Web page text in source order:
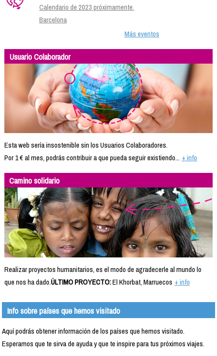
Calendario de 2023 próximamente.
Barcelona
Más eventos
Usuario Colaborador
Esta web sería insostenible sin los Usuarios Colaboradores.
Por 1 € al mes, podrás contribuir a que pueda seguir existiendo... + info
Camino solidario
Realizar proyectos humanitarios, es el modo de agradecerle al mundo lo
que nos ha dado.ÚLTIMO PROYECTO:El Khorbat, Marruecos + info
Info sobre países que hemos visitado
Aquí podrás obtener información de los países que hemos visitado.
Esperamos que te sirva de ayuda y que te inspire para tus próximos viajes.